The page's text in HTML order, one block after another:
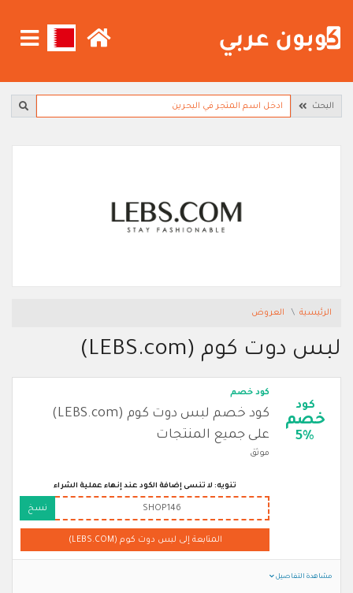
البحث
الرئيسية العروض
لبس دوت كوم (LEBS.com)
كود
خصم
5%
كود خصم
كود خصم لبس دوت كوم (LEBS.com)
على جميع المنتجات
موثق
تنويه: لا تنسى إضافة الكود عند إنهاء عملية الشراء
SHOP146 نسخ
المتابعة إلى لبس دوت كوم (LEBS.COM)
مشاهدة التفاصيل